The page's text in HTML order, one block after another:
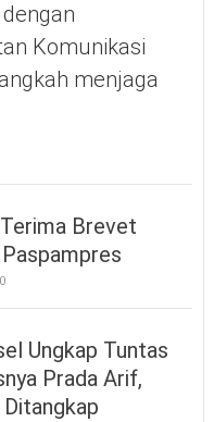
Komunikasi
menjaga
Brevet
0
Ungkap Tuntas
Prada Arif,